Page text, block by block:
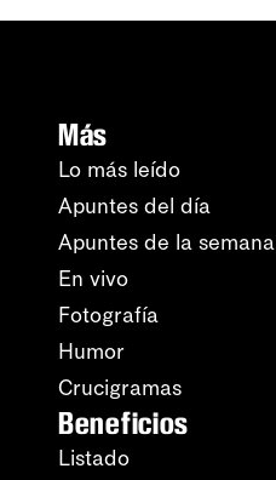
Más
Lo más leído
Apuntes del día
Apuntes de la semana
En vivo
Fotografía
Humor
Crucigramas
Beneficios
Listado